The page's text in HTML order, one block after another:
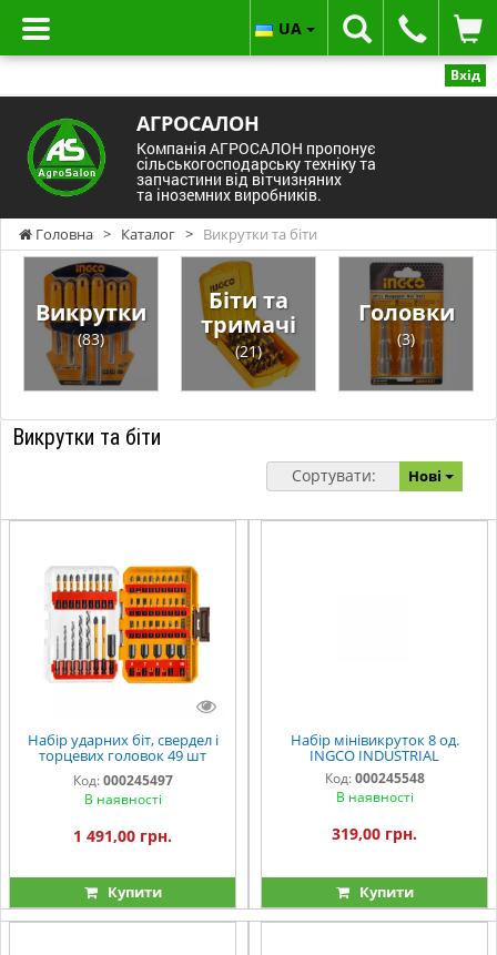
Вхід
АГРОСАЛОН
Компанія АГРОСАЛОН пропонує
сільськогосподарську техніку та
запчастини від вітчизняних
та іноземних виробників.
UA
Головна > Каталог > Викрутки та біти
Викрутки
(83)
Біти та
тримачі
(21)
Головки
(3)
Викрутки та біти
Сортувати: Нові
Набір ударних біт, свердел і
торцевих головок 49 шт
INGCO INDUSTRIAL
Код: 000245497
В наявності
1 491,00 грн.
Купити
Набір мінівикруток 8 од.
INGCO INDUSTRIAL
Код: 000245548
В наявності
319,00 грн.
Купити